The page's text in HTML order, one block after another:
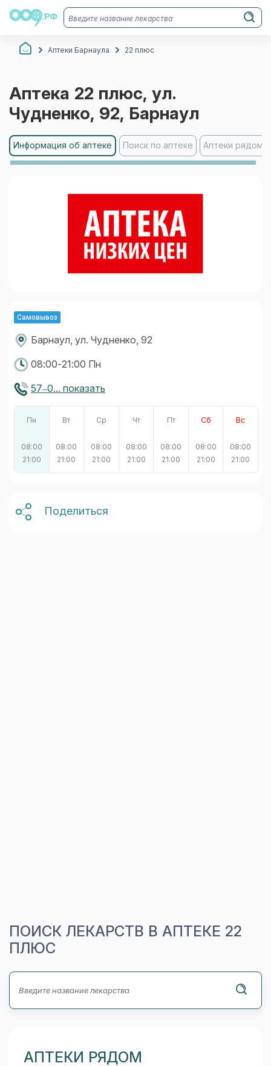
Аптеки Барнаула 22 плюс
Аптека 22 плюс, ул.
Чудненко, 92, Барнаул
Информация об аптеке Поиск по аптеке Аптеки рядом
Самовывоз
Барнаул, ул. Чудненко, 92
08:00-21:00 Пн
57‒0... показать
Пн
08:00
21:00
Вт
08:00
21:00
Ср
08:00
21:00
Чт
08:00
21:00
Пт
08:00
21:00
Сб
08:00
21:00
Вс
08:00
21:00
Поделиться
ПОИСК ЛЕКАРСТВ В АПТЕКЕ 22
ПЛЮС
АПТЕКИ РЯДОМ